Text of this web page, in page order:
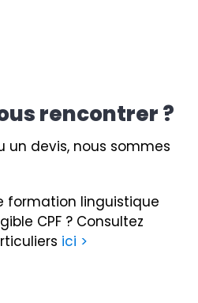
rencontrer ?
un devis, nous sommes
formation linguistique
CPF ? Consultez
ici >